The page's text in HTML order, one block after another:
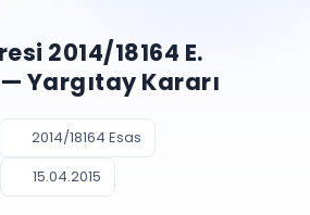
anında
Müvekkil ve taraf
Vekalet
AKILLI & FİNANS
Giriş Yap
2014/18164 E.
Yargıtay Kararı
2014/18164 Esas
15.04.2015